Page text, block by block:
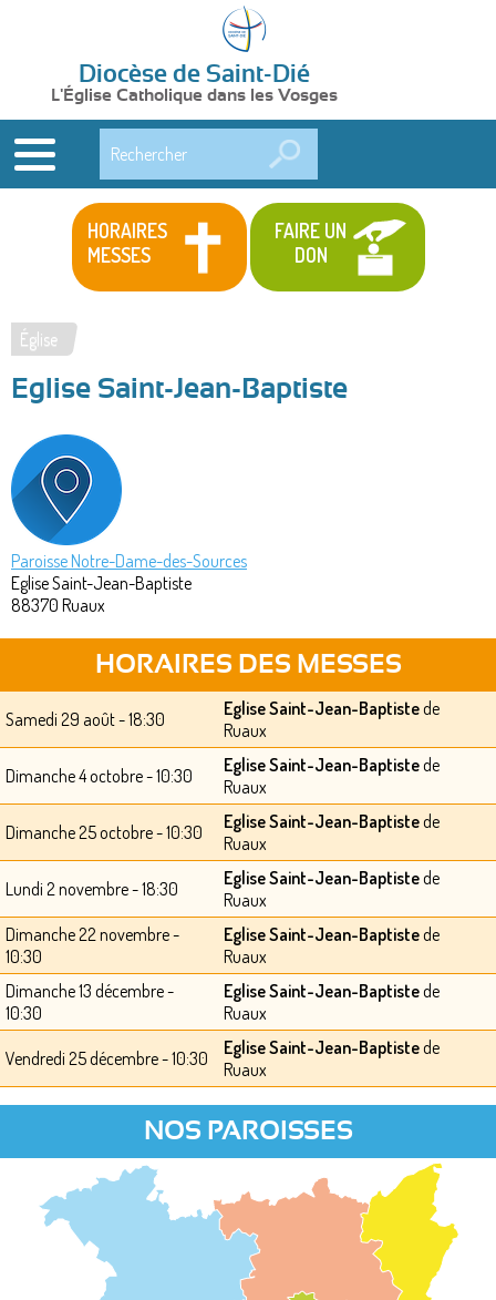
Diocèse de Saint-Dié
L'Église Catholique dans les Vosges
HORAIRES
MESSES
FAIRE UN
DON
Vous
êtes
ici
Église
Eglise Saint-Jean-Baptiste
Paroisse Notre-Dame-des-Sources
Eglise Saint-Jean-Baptiste
88370 Ruaux
HORAIRES DES MESSES
Samedi 29 août - 18:30 Eglise Saint-Jean-Baptistede
Ruaux
Dimanche 4 octobre - 10:30 Eglise Saint-Jean-Baptistede
Ruaux
Dimanche 25 octobre - 10:30 Eglise Saint-Jean-Baptistede
Ruaux
Lundi 2 novembre - 18:30 Eglise Saint-Jean-Baptistede
Ruaux
Dimanche 22 novembre -
10:30
Eglise Saint-Jean-Baptistede
Ruaux
Dimanche 13 décembre -
10:30
Eglise Saint-Jean-Baptistede
Ruaux
Vendredi 25 décembre - 10:30 Eglise Saint-Jean-Baptistede
Ruaux
NOS PAROISSES